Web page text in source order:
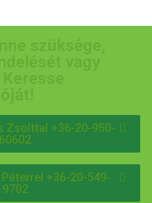
Zsolttal +36-20-950-
60602
+36-20-549-
9702